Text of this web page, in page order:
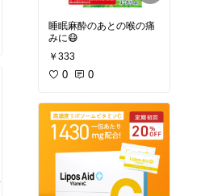
睡眠麻酔のあとの喉の痛
みに😷
￥333
0 0